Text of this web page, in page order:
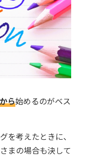
ら始めるのがベス
を考えたときに、
まの場合も決して